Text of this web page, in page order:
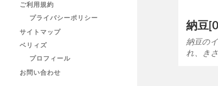
ご利用規約
プライバシーポリシー
サイトマップ
ベリィズ
プロフィール
お問い合わせ
納豆
納豆の
れ、き